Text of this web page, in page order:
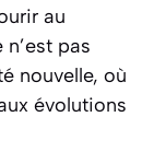
au
pas
nouvelle, où
évolutions